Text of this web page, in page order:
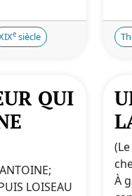
e siècle
QUI
LOISEAU
À